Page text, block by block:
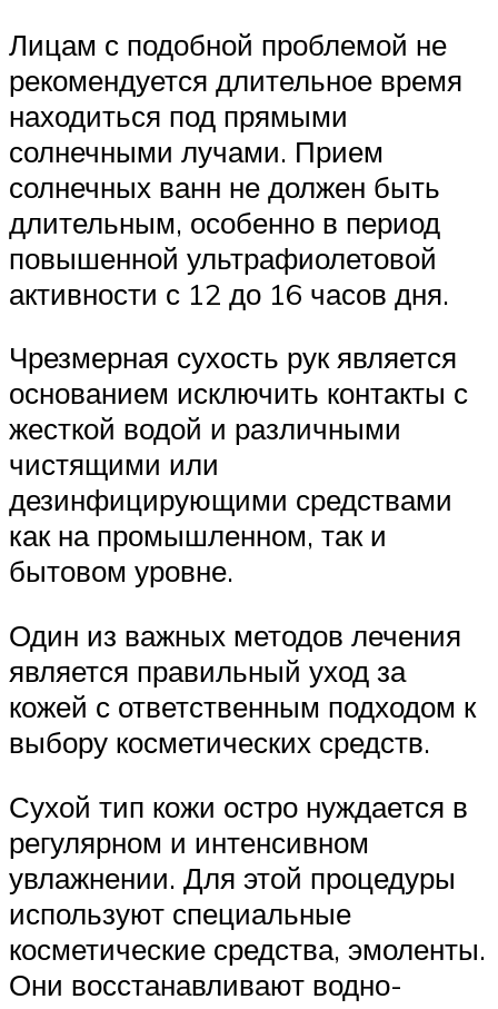
Лицам с подобной проблемой не
рекомендуется длительное время
находиться под прямыми
солнечными лучами. Прием
солнечных ванн не должен быть
длительным, особенно в период
повышенной ультрафиолетовой
активности с 12 до 16 часов дня.
Чрезмерная сухость рук является
основанием исключить контакты с
жесткой водой и различными
чистящими или
дезинфицирующими средствами
как на промышленном, так и
бытовом уровне.
Один из важных методов лечения
является правильный уход за
кожей с ответственным подходом к
выбору косметических средств.
Сухой тип кожи остро нуждается в
регулярном и интенсивном
увлажнении. Для этой процедуры
используют специальные
косметические средства, эмоленты.
Они восстанавливают водно-